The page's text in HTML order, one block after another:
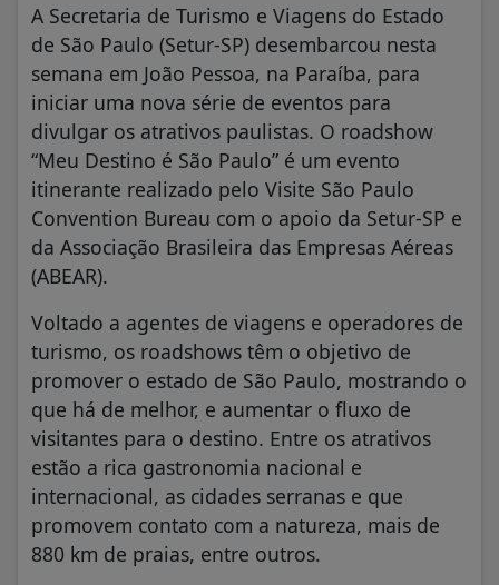
A Secretaria de Turismo e Viagens do Estado
de São Paulo (Setur-SP) desembarcou nesta
semana em João Pessoa, na Paraíba, para
iniciar uma nova série de eventos para
divulgar os atrativos paulistas. O roadshow
“Meu Destino é São Paulo” é um evento
itinerante realizado pelo Visite São Paulo
Convention Bureau com o apoio da Setur-SP e
da Associação Brasileira das Empresas Aéreas
(ABEAR).
Voltado a agentes de viagens e operadores de
turismo, os roadshows têm o objetivo de
promover o estado de São Paulo, mostrando o
que há de melhor, e aumentar o fluxo de
visitantes para o destino. Entre os atrativos
estão a rica gastronomia nacional e
internacional, as cidades serranas e que
promovem contato com a natureza, mais de
880 km de praias, entre outros.